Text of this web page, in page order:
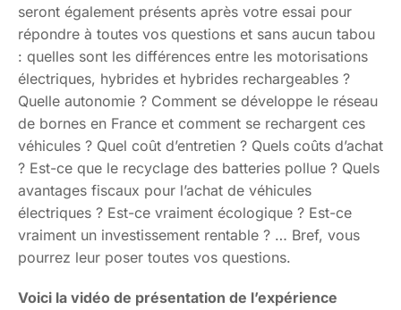
seront également présents après votre essai pour
répondre à toutes vos questions et sans aucun tabou
: quelles sont les différences entre les motorisations
électriques, hybrides et hybrides rechargeables ?
Quelle autonomie ? Comment se développe le réseau
de bornes en France et comment se rechargent ces
véhicules ? Quel coût d’entretien ? Quels coûts d’achat
? Est-ce que le recyclage des batteries pollue ? Quels
avantages fiscaux pour l’achat de véhicules
électriques ? Est-ce vraiment écologique ? Est-ce
vraiment un investissement rentable ? … Bref, vous
pourrez leur poser toutes vos questions.
Voici la vidéo de présentation de l’expérience